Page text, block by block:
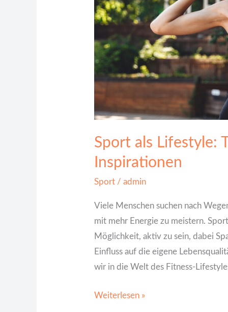
Sport als Lifestyle:
Inspirationen
Sport /admin
Viele Menschen suchen nach
mit mehr Energie zu meistern.
Möglichkeit, aktiv zu sein, dabei
Einfluss auf die eigene
wir in die Welt des Fitness-
Inspirationen
Weiterlesen »